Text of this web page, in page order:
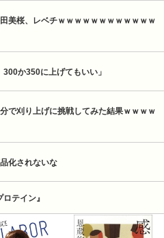
美桜、レベチｗｗｗｗｗｗｗｗｗｗｗｗ
か350に上げてもいい」
で刈り上げに挑戦してみた結果ｗｗｗｗ
化されないな
テイン』